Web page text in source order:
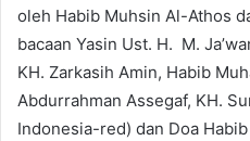
oleh Habib Muhsin Al-Athos
bacaan Yasin Ust. H. M.
KH. Zarkasih Amin, Habib
Abdurrahman Assegaf, KH.
Indonesia-red) dan Doa